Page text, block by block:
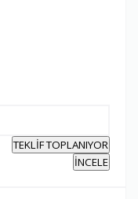
TEKLİF TOPLANIYOR
İNCELE